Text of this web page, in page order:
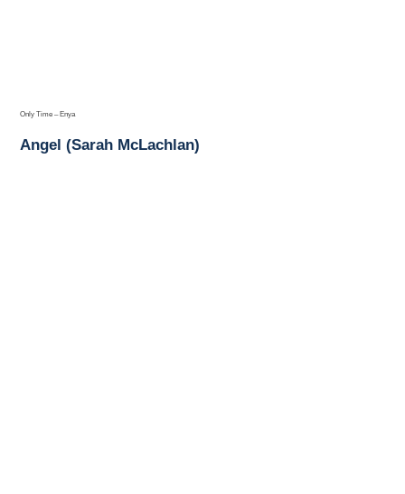
Only Time – Enya
Angel (Sarah McLachlan)